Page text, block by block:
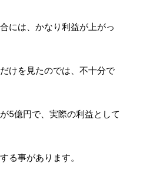
には、かなり利益が上がっ
けを見たのでは、不十分で
5億円で、実際の利益として
る事があります。